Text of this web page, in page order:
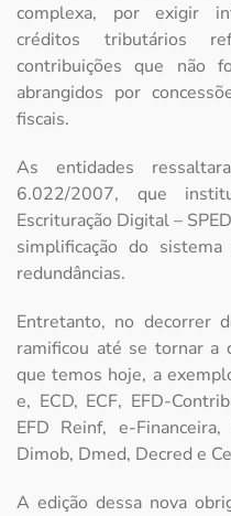
complexa, por exigir
créditos tributários
contribuições que não
abrangidos por
fiscais.
As entidades
6.022/2007, que
Escrituração Digital –
simplificação do
redundâncias.
Entretanto, no decorrer
ramificou até se tornar a
que temos hoje, a
e, ECD, ECF, EFD-
EFD Reinf, e-
Dimob, Dmed, Decred e
A edição dessa nova